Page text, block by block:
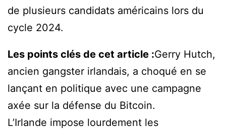
de plusieurs candidats américains lors du
cycle 2024.
Les points clés de cet article :Gerry Hutch,
ancien gangster irlandais, a choqué en se
lançant en politique avec une campagne
axée sur la défense du Bitcoin.
L’Irlande impose lourdement les